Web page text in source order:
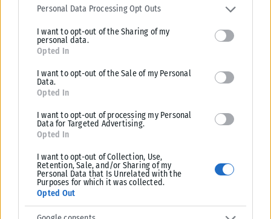
services and may gather and store information including but not
deny consent to Google and its third-party tags to use your data
for below specified purposes in below Google consent section.
Personal Data Processing Opt Outs
I want to opt-out of the Sharing of my
personal data.
Opted In
I want to opt-out of the Sale of my Personal
Data.
Opted In
I want to opt-out of processing my Personal
Data for Targeted Advertising.
Opted In
I want to opt-out of Collection, Use,
Retention, Sale, and/or Sharing of my
Personal Data that Is Unrelated with the
Purposes for which it was collected.
Opted Out
ΕΛΛΆΔΑ
Υπ. Παιδείας: 168 αιτήσεις από 23 χώρες για το νέο
αγγλόφωνο πρόγραμμα Ιατρικής του Πανεπιστημίου Πατρών